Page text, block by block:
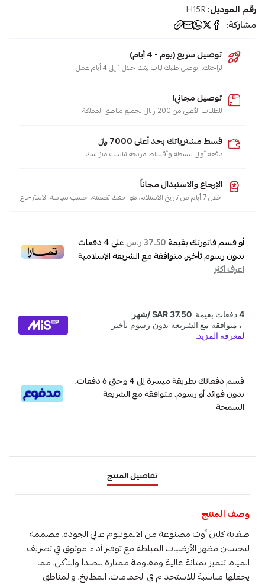
رقم الموديل:H15R
مشاركة:
توصيل سريع (يوم - 4 أيام)
لراحتك.. نوصل طلبك لباب بيتك خلال 1 إلى 4 أيام عمل
توصيل مجاني!
للطلبات الأعلى من 200 ريال لجميع مناطق المملكة
قسط مشترياتك بحد أعلى 7000 ﷼
دفعة أولى بسيطة وأقساط مريحة تناسب ميزانيتك
الإرجاع والاستبدال مجاناً
خلال 7 أيام من تاريخ الاستلام، هو حقك تضمنه، حسب سياسة الاسترجاع
أو قسم فاتورتك بقيمة37.50 ر.س على4دفعات
بدون رسوم تأخير، متوافقة مع الشريعة الإسلامية
اعرف أكثر
قسم دفعاتك بطريقة ميسرة إلى 4 وحتى 6 دفعات،
بدون فوائد أو رسوم. متوافقة مع الشريعة
السمحة
تفاصيل المنتج
وصف المنتج
صفاية كلين أوت مصنوعة من الالمونيوم عالي الجودة، مصممة
لتحسين مظهر الأرضيات المبلطة مع توفير أداء موثوق في تصريف
المياه. تتميز بمتانة عالية ومقاومة ممتازة للصدأ والتآكل، مما
يجعلها مناسبة للاستخدام في الحمامات، المطابخ، والمناطق